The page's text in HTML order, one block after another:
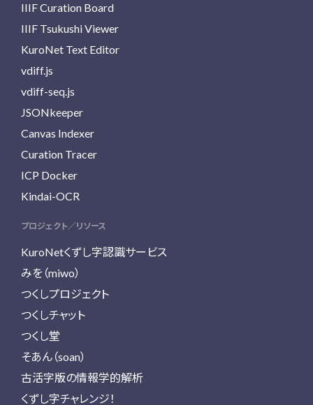
IIIF Curation Board
IIIF Tsukushi Viewer
KuroNet Text Editor
vdiff.js
vdiff-seq.js
JSONkeeper
Canvas Indexer
Curation Tracer
ICP Docker
Kindai-OCR
プロジェクト／リソース
KuroNetくずし字認識サービス
みを（miwo）
つくしプロジェクト
つくしチャット
つくし堂
そあん（soan）
古活字版の情報学的解析
くずし字チャレンジ！